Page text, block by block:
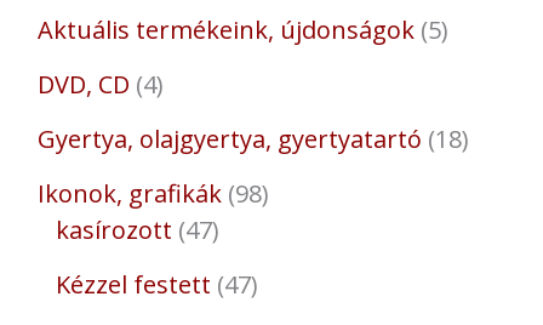
Aktuális termékeink, újdonságok 5
DVD, CD 4
Gyertya, olajgyertya, gyertyatartó 18
Ikonok, grafikák 98
kasírozott 47
Kézzel festett 47